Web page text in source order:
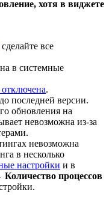
хотя в виджете
сделайте все
в системные
отключена.
последней версии.
обновления на
невозможна из-за
невозможна
в несколько
настройки и в
процессов